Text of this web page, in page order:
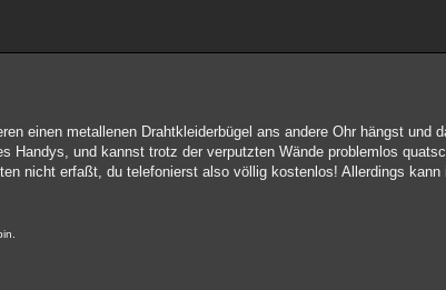
einen metallenen Drahtkleiderbügel ans andere Ohr hängst und
Handys, und kannst trotz der verputzten Wände problemlos
nicht erfaßt, du telefonierst also völlig kostenlos! Allerdings